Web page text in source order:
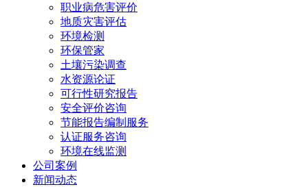
职业病危害评价
地质灾害评估
环境检测
环保管家
土壤污染调查
水资源论证
可行性研究报告
安全评价咨询
节能报告编制服务
认证服务咨询
环境在线监测
公司案例
新闻动态